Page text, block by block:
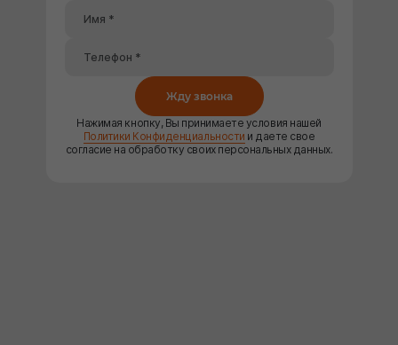
Жду звонка
Нажимая кнопку, Вы принимаете условия нашей
Политики Конфиденциальности и даете свое
согласие на обработку своих персональных данных.